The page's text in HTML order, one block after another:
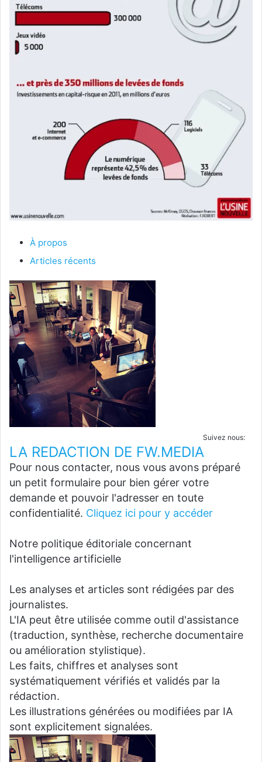
À propos
Articles récents
Suivez nous:
LA REDACTION DE FW.MEDIA
Pour nous contacter, nous vous avons préparé
un petit formulaire pour bien gérer votre
demande et pouvoir l'adresser en toute
confidentialité. Cliquez ici pour y accéder
Notre politique éditoriale concernant
l'intelligence artificielle
Les analyses et articles sont rédigées par des
journalistes.
L'IA peut être utilisée comme outil d'assistance
(traduction, synthèse, recherche documentaire
ou amélioration stylistique).
Les faits, chiffres et analyses sont
systématiquement vérifiés et validés par la
rédaction.
Les illustrations générées ou modifiées par IA
sont explicitement signalées.